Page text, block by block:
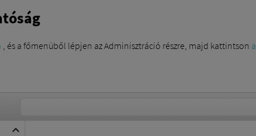
, és a főmenüből lépjen az Adminisztráció részre, majd kattintson